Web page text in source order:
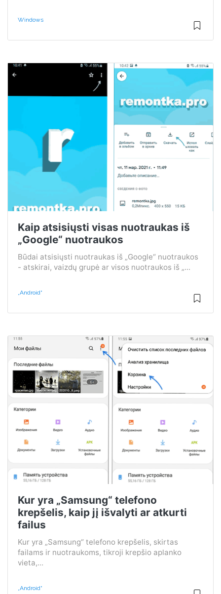
Windows
Kaip atsisiųsti visas nuotraukas iš
„Google“ nuotraukos
Būdai atsisiųsti nuotraukas iš „Google“ nuotraukos
- atskirai, vaizdų grupė ar visos nuotraukos iš „...
„Android“
Kur yra „Samsung“ telefono
krepšelis, kaip jį išvalyti ar atkurti
failus
Kur yra „Samsung“ telefono krepšelis, skirtas
failams ir nuotraukoms, tikroji krepšio aplanko
vieta,...
„Android“